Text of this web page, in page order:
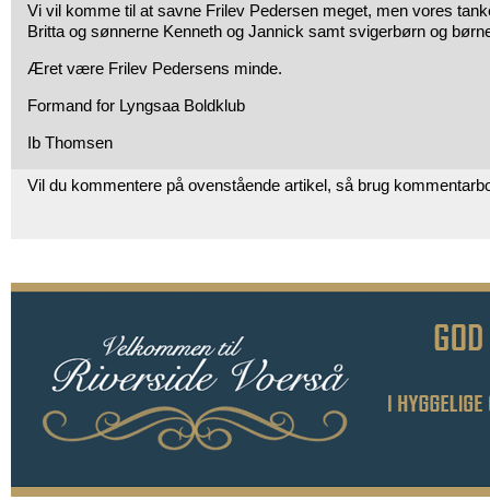
Vi vil komme til at savne Frilev Pedersen meget, men vores
Britta og sønnerne Kenneth og Jannick samt svigerbørn og
Æret være Frilev Pedersens minde.
Formand for Lyngsaa Boldklub
Ib Thomsen
Vil du kommentere på ovenstående artikel, så brug